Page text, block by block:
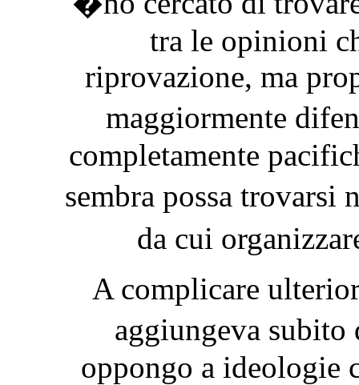
tra le opinioni
riprovazione, ma
maggiormente
completamente
sembra possa
da cui
A complicare
aggiungeva
oppongo a ideologie